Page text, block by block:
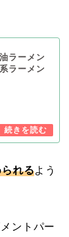
ラーメン
ラーメン
れるよう
ントパー